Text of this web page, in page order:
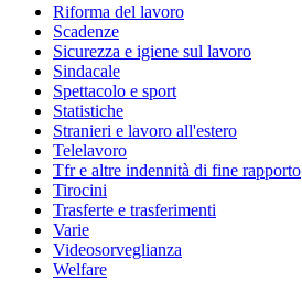
Riforma del lavoro
Scadenze
Sicurezza e igiene sul lavoro
Sindacale
Spettacolo e sport
Statistiche
Stranieri e lavoro all'estero
Telelavoro
Tfr e altre indennità di fine rapporto
Tirocini
Trasferte e trasferimenti
Varie
Videosorveglianza
Welfare